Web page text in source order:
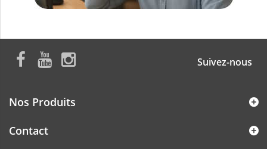
Suivez-nous
Nos Produits
Contact